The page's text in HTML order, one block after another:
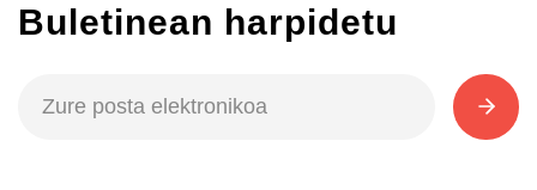
Buletinean harpidetu